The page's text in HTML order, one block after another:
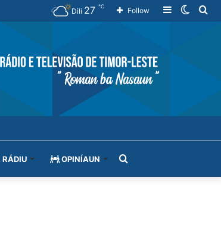
Switch
Sidebar
Follow
Dili 27 ℃
OPINÍAUN